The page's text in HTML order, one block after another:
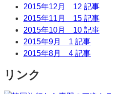
2015年12月 12 記事
2015年11月 15 記事
2015年10月 10 記事
2015年9月 1 記事
2015年8月 4 記事
リンク